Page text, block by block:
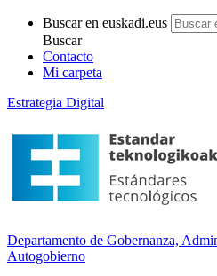
Buscar en euskadi.eus
Buscar
Contacto
Mi carpeta
Estrategia Digital
Departamento de Gobernanza,
Autogobierno